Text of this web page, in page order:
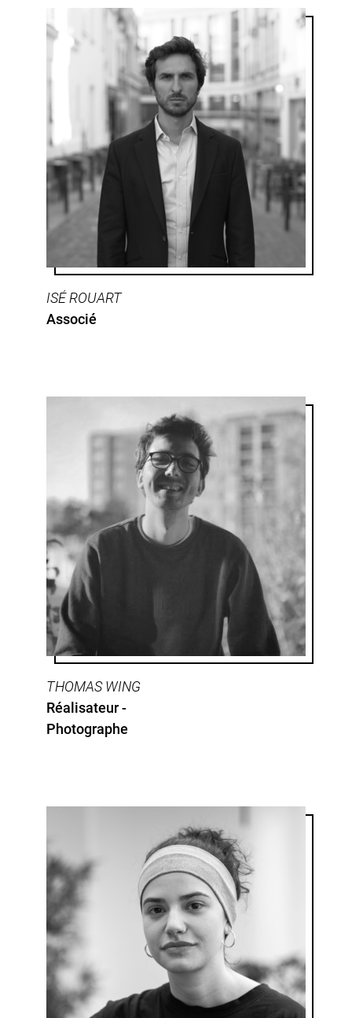
ISÉ ROUART
Associé
THOMAS WING
Réalisateur -
Photographe